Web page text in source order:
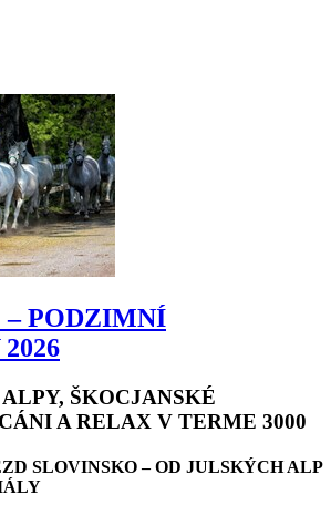
– PODZIMNÍ
ŠKOCJANSKÉ
A RELAX V TERME 3000
SLOVINSKO – OD JULSKÝCH ALP